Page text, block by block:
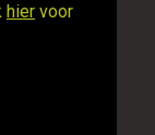
hier voor